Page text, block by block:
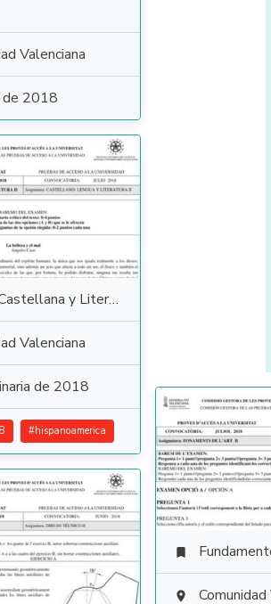
Valenciana
de 2018
y Literatura
Valenciana
de 2018
#hispanoamerica

 Comunidad